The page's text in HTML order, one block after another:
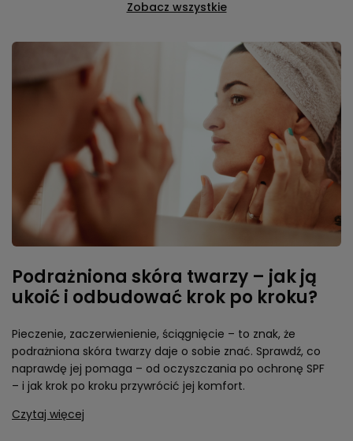
Zobacz wszystkie
Podrażniona skóra twarzy – jak ją
ukoić i odbudować krok po kroku?
Pieczenie, zaczerwienienie, ściągnięcie – to znak, że
podrażniona skóra twarzy daje o sobie znać. Sprawdź, co
naprawdę jej pomaga – od oczyszczania po ochronę SPF
– i jak krok po kroku przywrócić jej komfort.
Czytaj więcej